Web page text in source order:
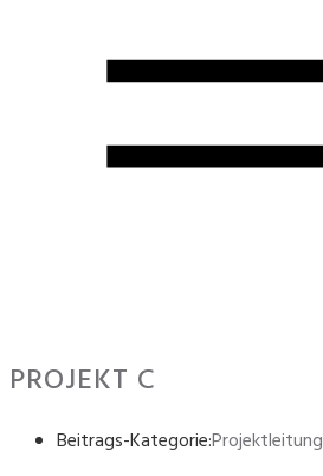
PROJEKT C
Beitrags-Kategorie:Projektleitung